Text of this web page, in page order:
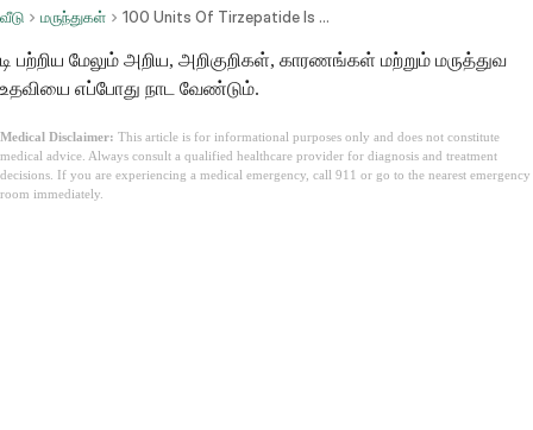
வீடு மருந்துகள் 100 Units Of Tirzepatide Is How Many Mg
டி பற்றிய மேலும் அறிய, அறிகுறிகள், காரணங்கள் மற்றும் மருத்துவ
உதவியை எப்போது நாட வேண்டும்.
Medical Disclaimer: This article is for informational purposes only and does not constitute
medical advice. Always consult a qualified healthcare provider for diagnosis and treatment
decisions. If you are experiencing a medical emergency, call 911 or go to the nearest emergency
room immediately.